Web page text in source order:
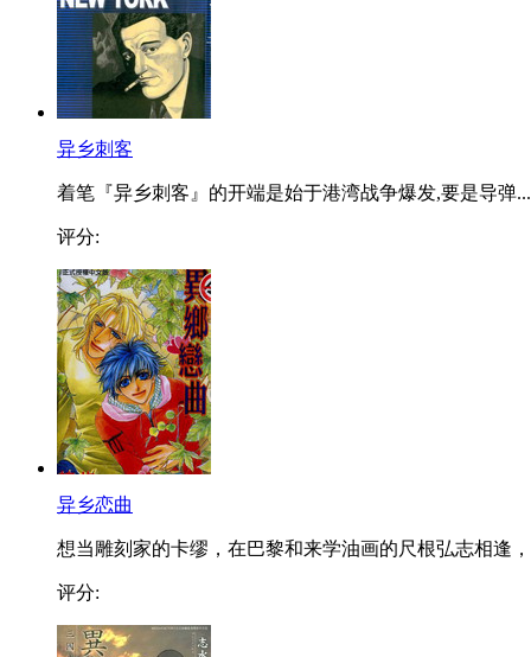
异乡刺客
着笔『异乡刺客』的开端是始于港湾战争爆发,要是导弹...
评分:
异乡恋曲
想当雕刻家的卡缪，在巴黎和来学油画的尺根弘志相逢
评分: